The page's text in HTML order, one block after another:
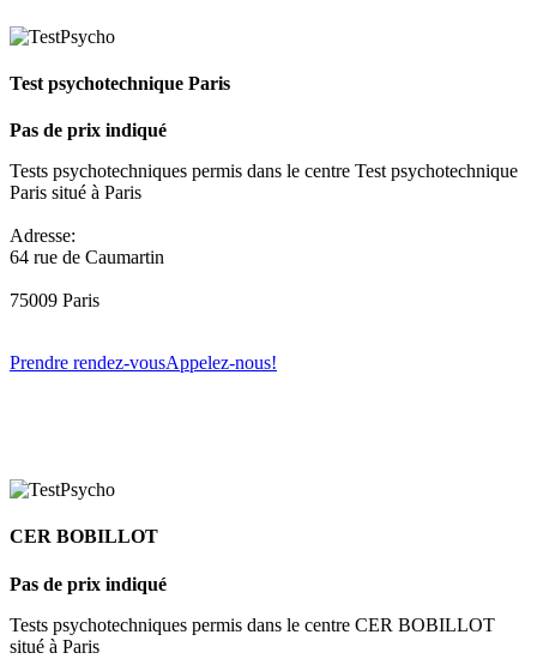
Test psychotechnique Paris
Pas de prix indiqué
Tests psychotechniques permis dans le centre Test psychotechnique
Paris situé à Paris
Adresse:
64 rue de Caumartin
75009 Paris
Prendre rendez-vousAppelez-nous!
CER BOBILLOT
Pas de prix indiqué
Tests psychotechniques permis dans le centre CER BOBILLOT
situé à Paris